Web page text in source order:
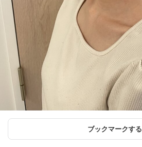
ブックマークする